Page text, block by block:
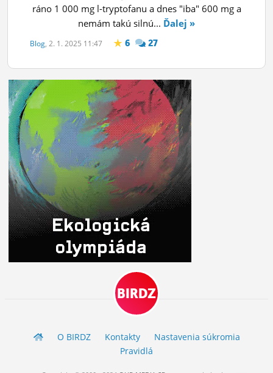
ráno 1 000 mg l-tryptofanu a dnes "iba" 600 mg a
nemám takú silnú... Ďalej »
Blog, 2. 1. 2025 11:47 6 27
BIRDZ
O BIRDZ Kontakty
Nastavenia súkromia
Pravidlá